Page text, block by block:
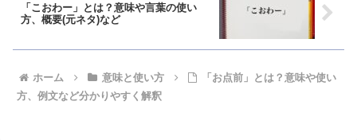
「こおわー」とは？意味や言葉の使い
方、概要(元ネタ)など
ホーム 意味と使い方
「お点前」とは？意味や使い
方、例文など分かりやすく解釈